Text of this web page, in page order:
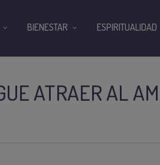
ATRAER AL
BIENESTAR ESPIRITUALIDAD